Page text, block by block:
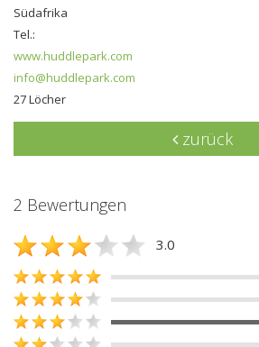
Südafrika
Tel.:
www.huddlepark.com
info@huddlepark.com
27 Löcher
zurück
2 Bewertungen
3.0